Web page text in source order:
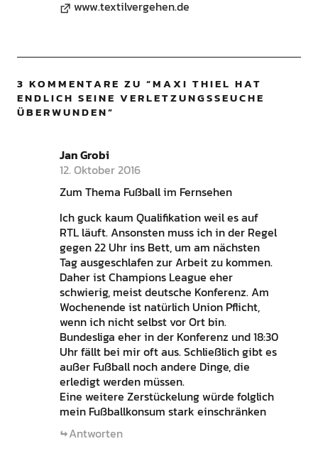
www.textilvergehen.de
3 KOMMENTARE ZU “MAXI THIEL HAT
ENDLICH SEINE VERLETZUNGSSEUCHE
ÜBERWUNDEN”
Jan Grobi
12. Oktober 2016
Zum Thema Fußball im Fernsehen
Ich guck kaum Qualifikation weil es auf
RTL läuft. Ansonsten muss ich in der Regel
gegen 22 Uhr ins Bett, um am nächsten
Tag ausgeschlafen zur Arbeit zu kommen.
Daher ist Champions League eher
schwierig, meist deutsche Konferenz. Am
Wochenende ist natürlich Union Pflicht,
wenn ich nicht selbst vor Ort bin.
Bundesliga eher in der Konferenz und 18:30
Uhr fällt bei mir oft aus. Schließlich gibt es
außer Fußball noch andere Dinge, die
erledigt werden müssen.
Eine weitere Zerstückelung würde folglich
mein Fußballkonsum stark einschränken
Antworten